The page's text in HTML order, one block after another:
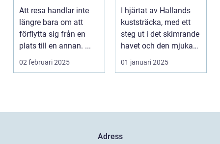
upplevelser
Att resa handlar inte
längre bara om att
förflytta sig från en
plats till en annan. ...
02 februari 2025
Möjligheter
I hjärtat av Hallands
kuststräcka, med ett
steg ut i det skimrande
havet och den mjuka
san...
01 januari 2025
Adress